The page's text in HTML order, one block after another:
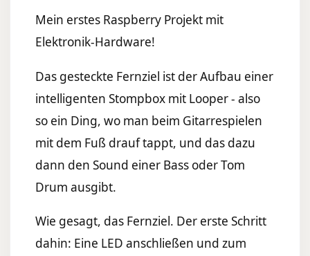
Mein erstes Raspberry Projekt mit
Elektronik-Hardware!
Das gesteckte Fernziel ist der Aufbau einer
intelligenten Stompbox mit Looper - also
so ein Ding, wo man beim Gitarrespielen
mit dem Fuß drauf tappt, und das dazu
dann den Sound einer Bass oder Tom
Drum ausgibt.
Wie gesagt, das Fernziel. Der erste Schritt
dahin: Eine LED anschließen und zum